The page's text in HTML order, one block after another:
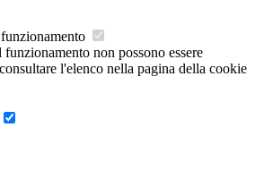
non possono essere
l'elenco nella pagina della cookie